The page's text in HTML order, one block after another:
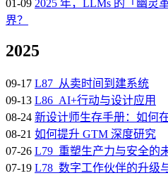
01-09 2025 年，LLMs 的「幽灵
界？
2025
09-17 L87_从卖时间到建系统
09-13 L86_AI+行动与设计应用
08-24 新设计师生存手册：如何
08-21 如何提升 GTM 深度研究
07-26 L79_重塑生产力与安全的
07-19 L78_数字工作伙伴的升级